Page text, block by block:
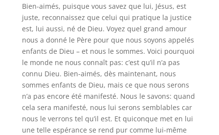
Bien-aimés, puisque vous savez que lui, Jésus, est
juste, reconnaissez que celui qui pratique la justice
est, lui aussi, né de Dieu. Voyez quel grand amour
nous a donné le Père pour que nous soyons appelés
enfants de Dieu – et nous le sommes. Voici pourquoi
le monde ne nous connaît pas: c’est qu’il n’a pas
connu Dieu. Bien-aimés, dès maintenant, nous
sommes enfants de Dieu, mais ce que nous serons
n’a pas encore été manifesté. Nous le savons: quand
cela sera manifesté, nous lui serons semblables car
nous le verrons tel qu’il est. Et quiconque met en lui
une telle espérance se rend pur comme lui-même